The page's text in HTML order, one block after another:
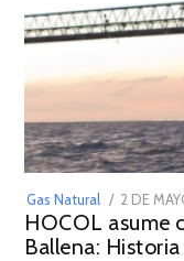
Gas Natural
POSTED
ON
2 DE
HOCOL asume
Ballena: Historia